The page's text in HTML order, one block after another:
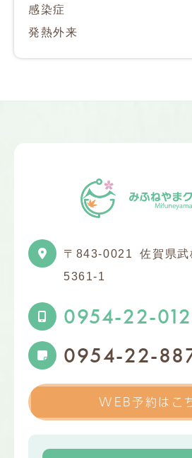
感染症
発熱外来
〒843-0021
佐賀県
5361-1
0954-22-
0954-22-
WEB予約はこ